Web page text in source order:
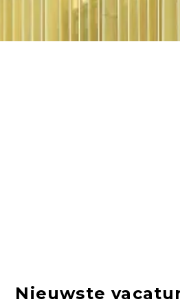
Nieuwste